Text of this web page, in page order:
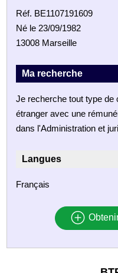
Réf. BE1107191609
Né le 23/09/1982
13008 Marseille
Ma recherche
Je recherche tout type de
étranger avec une
dans l'Administration et
Langues
Français